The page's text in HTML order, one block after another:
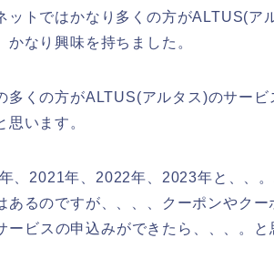
ットではかなり多くの方がALTUS(ア
なり興味を持ちました。
多くの方がALTUS(アルタス)のサー
います。
、2021年、2022年、2023年と、、
あるのですが、、、、クーポンやク
ービスの申込みができたら、、、。と